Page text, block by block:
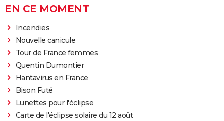
EN CE MOMENT
Incendies
Nouvelle canicule
Tour de France femmes
Quentin Dumontier
Hantavirus en France
Bison Futé
Lunettes pour l'éclipse
Carte de l'éclipse solaire du 12 août